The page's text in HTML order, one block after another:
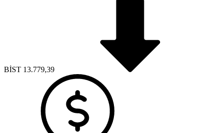
BİST 13.779,39